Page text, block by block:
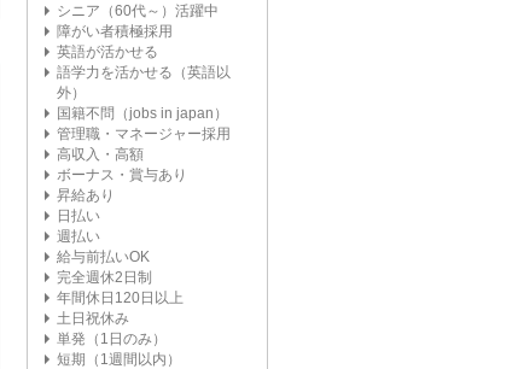
シニア（60代～）活躍中
障がい者積極採用
英語が活かせる
語学力を活かせる（英語以
外）
国籍不問（jobs in japan）
管理職・マネージャー採用
高収入・高額
ボーナス・賞与あり
昇給あり
日払い
週払い
給与前払いOK
完全週休2日制
年間休日120日以上
土日祝休み
単発（1日のみ）
短期（1週間以内）